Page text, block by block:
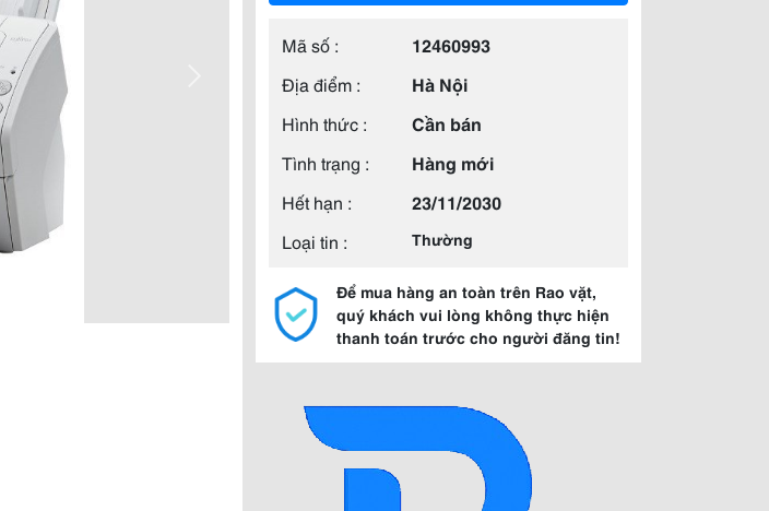
Mã số :
12460993
Địa điểm :
Hà Nội
Hình thức :
Cần bán
Tình trạng :
Hàng mới
Hết hạn :
23/11/2030
Loại tin :
Thường
Để mua hàng an toàn trên Rao vặt,
quý khách vui lòng không thực hiện
thanh toán trước cho người đăng tin!